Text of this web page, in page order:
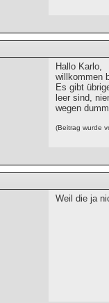
Hallo Karlo,
willkommen
Es gibt
leer sind,
wegen
(Beitrag wurde
Weil die ja